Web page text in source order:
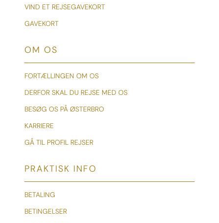
VIND ET REJSEGAVEKORT
GAVEKORT
OM OS
FORTÆLLINGEN OM OS
DERFOR SKAL DU REJSE MED OS
BESØG OS PÅ ØSTERBRO
KARRIERE
GÅ TIL PROFIL REJSER
PRAKTISK INFO
BETALING
BETINGELSER